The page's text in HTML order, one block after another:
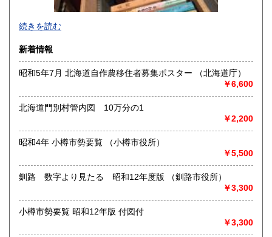
事務所営業です(店舗はございません)。
て管理しており、登録住所にはございません。また電話、ハ
ガキ、FAXでのご注文、ご質問等はお受けできません。ご了
承ください。
●対面での販売、お渡しはおこなっておりません●
●土・日・祝休&不定休●
●送料の事前表示が義務化されたことにより、当方の【単品ス
ピード注文(即決注文)】対象以外の商品は、「日本の古本
屋」側が自動的に設定している【300円】の送料が表示され
ておりますが、実際には送料を実費で頂戴いたします。未修
正の在庫に関しては随時、【単品スピード注文】への対応と
送料の入力を進めておりますので、どうぞご了承ください●
続きを読む
新着情報
昭和5年7月 北海道自作農移住者募集ポスター （北海道庁）
￥6,600
北海道門別村管内図 10万分の1
￥2,200
昭和4年 小樽市勢要覧 （小樽市役所）
￥5,500
釧路 数字より見たる 昭和12年度版 （釧路市役所）
￥3,300
小樽市勢要覧 昭和12年版 付図付
￥3,300